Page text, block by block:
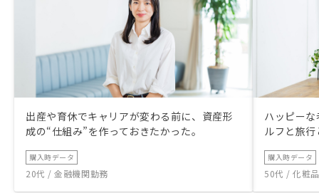
出産や育休でキャリアが変わる前に、資産形
成の“仕組み”を作っておきたかった。
購入時データ
20代 / 金融機関勤務
ハッピー
ルフと旅
購入時データ
50代 / 化粧